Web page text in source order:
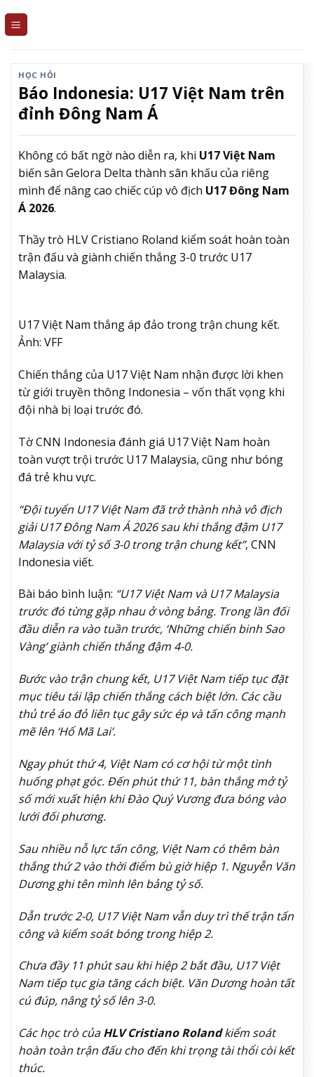
HỌC HỎI
Báo Indonesia: U17 Việt Nam trên
đỉnh Đông Nam Á
Không có bất ngờ nào diễn ra, khi U17 Việt Nam
biến sân Gelora Delta thành sân khấu của riêng
mình để nâng cao chiếc cúp vô địch U17 Đông Nam
Á 2026.
Thầy trò HLV Cristiano Roland kiểm soát hoàn toàn
trận đấu và giành chiến thắng 3-0 trước U17
Malaysia.
U17 Việt Nam thắng áp đảo trong trận chung kết.
Ảnh: VFF
Chiến thắng của U17 Việt Nam nhận được lời khen
từ giới truyền thông Indonesia – vốn thất vọng khi
đội nhà bị loại trước đó.
Tờ CNN Indonesia đánh giá U17 Việt Nam hoàn
toàn vượt trội trước U17 Malaysia, cũng như bóng
đá trẻ khu vực.
“Đội tuyển U17 Việt Nam đã trở thành nhà vô địch
giảiU17 Đông Nam Á 2026 sau khithắng đậm U17
Malaysia với tỷ số 3-0 trong trận chung kết”, CNN
Indonesia viết.
Bài báo bình luận: “U17 Việt Nam và U17 Malaysia
trước đó từng gặp nhau ở vòng bảng. Trong lần đối
đầu diễn ra vào tuần trước, ‘Những chiến binh Sao
Vàng’ giành chiến thắng đậm 4-0.
Bước vào trận chung kết, U17 Việt Nam tiếp tục đặt
mục tiêu tái lập chiến thắng cách biệt lớn. Các cầu
thủ trẻ áo đỏ liên tục gây sức ép và tấn công mạnh
mẽ lên ‘Hổ Mã Lai’.
Ngay phút thứ 4, Việt Nam có cơ hội từ một tình
huống phạt góc. Đến phút thứ 11, bàn thắng mở tỷ
số mới xuất hiện khiĐào Quý Vương đưa bóng vào
lưới đối phương.
Sau nhiều nỗ lực tấn công, Việt Nam có thêm bàn
thắng thứ2 vào thời điểm bù giờ hiệp 1. Nguyễn Văn
Dương ghi tên mình lên bảng tỷ số.
Dẫn trước 2-0, U17 Việt Nam vẫn duy trì thế trận tấn
công và kiểm soát bóng trong hiệp2.
Chưa đầy 11 phút sau khi hiệp2 bắt đầu, U17Việt
Nam tiếp tục gia tăng cách biệt. Văn Dương hoàn tất
cú đúp, nâng tỷ số lên 3-0.
Các học trò củaHLV Cristiano Rolandkiểm soát
hoàn toàn trận đấu cho đến khi trọng tài thổi còi kết
thúc.